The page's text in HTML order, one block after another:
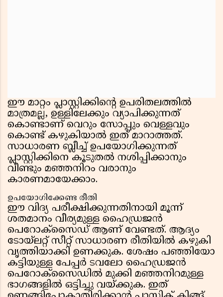
ഈ മാറ്റം പ്ലാസ്റ്റിക്കിന്റെ ഉപരിതലത്തിൽ
മാത്രമല്ല, ഉള്ളിലേക്കും വ്യാപിക്കുന്നത്
കൊണ്ടാണ് വെറും സോപ്പും വെള്ളവും
കൊണ്ട് കഴുകിയാൽ ഇത് മാറാത്തത്.
സാധാരണ ബ്ലീച്ച് ഉപയോഗിക്കുന്നത്
പ്ലാസ്റ്റിക്കിനെ കൂടുതൽ നശിപ്പിക്കാനും
വീണ്ടും മഞ്ഞനിറം വരാനും
കാരണമായേക്കാം.
ഉപയോഗിക്കേണ്ട രീതി
ഈ വിദ്യ പരീക്ഷിക്കുന്നതിനായി മൂന്ന്
ശതമാനം വീര്യമുള്ള ഹൈഡ്രജൻ
പെറോക്സൈഡ് ആണ് വേണ്ടത്. ആദ്യം
ടോയ്‌ലറ്റ് സീറ്റ് സാധാരണ രീതിയിൽ കഴുകി
വൃത്തിയാക്കി ഉണക്കുക. ശേഷം പഞ്ഞിയോ
കട്ടിയുള്ള പേപ്പർ ടവലോ ഹൈഡ്രജൻ
പെറോക്സൈഡിൽ മുക്കി മഞ്ഞനിറമുള്ള
ഭാഗങ്ങളിൽ ഒട്ടിച്ചു വയ്ക്കുക. ഇത്